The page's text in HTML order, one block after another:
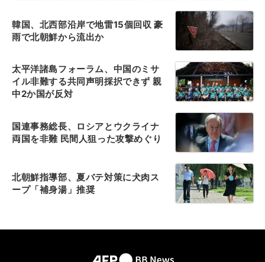
韓国、北西部沿岸で地雷15個回収 豪
雨で北朝鮮から流出か
太平洋諸島フォーラム、中国のミサ
イル非難する共同声明採択できず 親
中2か国が反対
国連事務総長、ロシアとウクライナ
両国を非難 民間人狙った攻撃めぐり
北朝鮮指導部、夏バテ対策に犬肉ス
ープ「補身湯」推奨